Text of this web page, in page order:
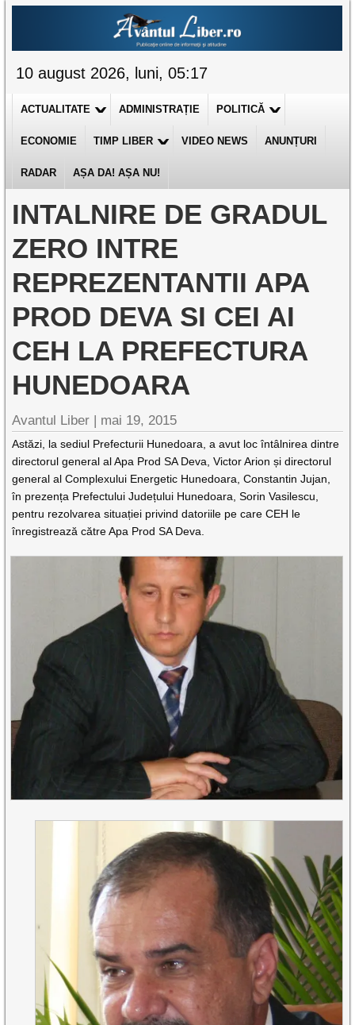
10 august 2026, luni, 05:17
ACTUALITATE ADMINISTRAȚIE POLITICĂ
ECONOMIE TIMP LIBER VIDEO NEWS ANUNȚURI
RADAR AȘA DA! AȘA NU!
INTALNIRE DE GRADUL
ZERO INTRE
REPREZENTANTII APA
PROD DEVA SI CEI AI
CEH LA PREFECTURA
HUNEDOARA
Avantul Liber | mai 19, 2015
Astăzi, la sediul Prefecturii Hunedoara, a avut loc întâlnirea dintre
directorul general al Apa Prod SA Deva, Victor Arion și directorul
general al Complexului Energetic Hunedoara, Constantin Jujan,
în prezența Prefectului Județului Hunedoara, Sorin Vasilescu,
pentru rezolvarea situației privind datoriile pe care CEH le
înregistrează către Apa Prod SA Deva.